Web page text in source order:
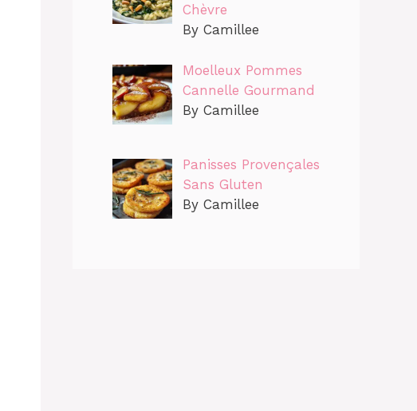
Chèvre
By Camillee
Moelleux Pommes
Cannelle Gourmand
By Camillee
Panisses Provençales
Sans Gluten
By Camillee